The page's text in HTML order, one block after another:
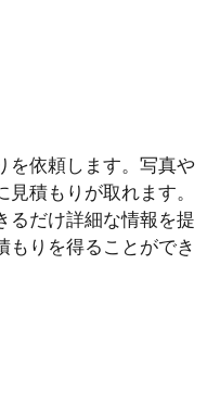
を依頼します。写真や
積もりが取れます。
るだけ詳細な情報を提
もりを得ることができ